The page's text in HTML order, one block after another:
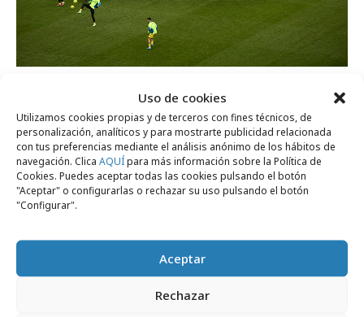
Uso de cookies
Utilizamos cookies propias y de terceros con fines técnicos, de
personalización, analíticos y para mostrarte publicidad relacionada
con tus preferencias mediante el análisis anónimo de los hábitos de
navegación. Clica AQUÍpara más información sobre la Política de
Cookies. Puedes aceptar todas las cookies pulsando el botón
"Aceptar" o configurarlas o rechazar su uso pulsando el botón
"Configurar".
Aceptar
Rechazar
El Atlético de Madrid se une a los Peaky
Blinders
Campañas